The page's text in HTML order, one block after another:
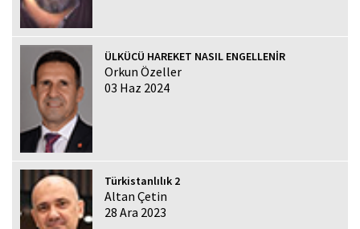
ÜLKÜCÜ HAREKET NASIL ENGELLENİR
Orkun Özeller
03 Haz 2024
Türkistanlılık 2
Altan Çetin
28 Ara 2023